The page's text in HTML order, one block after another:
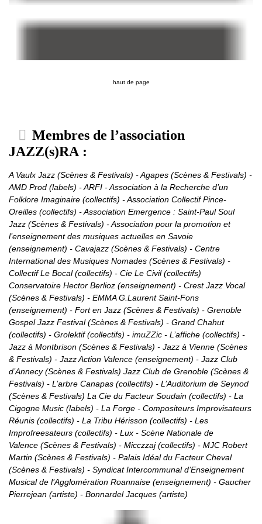
haut de page
Membres de l’association
JAZZ(s)RA :
A Vaulx Jazz (Scènes & Festivals) - Agapes (Scènes & Festivals) -
AMD Prod (labels) - ARFI - Association à la Recherche d’un
Folklore Imaginaire (collectifs) - Association Collectif Pince-
Oreilles (collectifs) - Association Emergence : Saint-Paul Soul
Jazz (Scènes & Festivals) - Association pour la promotion et
l’enseignement des musiques actuelles en Savoie
(enseignement) - Cavajazz (Scènes & Festivals) - Centre
International des Musiques Nomades (Scènes & Festivals) -
Collectif Le Bocal (collectifs) - Cie Le Civil (collectifs)
Conservatoire Hector Berlioz (enseignement) - Crest Jazz Vocal
(Scènes & Festivals) - EMMA G.Laurent Saint-Fons
(enseignement) - Fort en Jazz (Scènes & Festivals) - Grenoble
Gospel Jazz Festival (Scènes & Festivals) - Grand Chahut
(collectifs) - Grolektif (collectifs) - imuZZic - L’affiche (collectifs) -
Jazz à Montbrison (Scènes & Festivals) - Jazz à Vienne (Scènes
& Festivals) - Jazz Action Valence (enseignement) - Jazz Club
d’Annecy (Scènes & Festivals) Jazz Club de Grenoble (Scènes &
Festivals) - L’arbre Canapas (collectifs) - L’Auditorium de Seynod
(Scènes & Festivals) La Cie du Facteur Soudain (collectifs) - La
Cigogne Music (labels) - La Forge - Compositeurs Improvisateurs
Réunis (collectifs) - La Tribu Hérisson (collectifs) - Les
Improfreesateurs (collectifs) - Lux - Scène Nationale de
Valence (Scènes & Festivals) - Micczzaj (collectifs) - MJC Robert
Martin (Scènes & Festivals) - Palais Idéal du Facteur Cheval
(Scènes & Festivals) - Syndicat Intercommunal d’Enseignement
Musical de l’Agglomération Roannaise (enseignement) - Gaucher
Pierrejean (artiste) - Bonnardel Jacques (artiste)